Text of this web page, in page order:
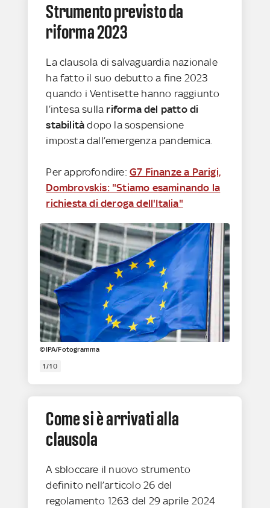
Strumento previsto da
riforma 2023
La clausola di salvaguardia nazionale
ha fatto il suo debutto a fine 2023
quando i Ventisette hanno raggiunto
l’intesa sulla riforma del patto di
stabilità dopo la sospensione
imposta dall’emergenza pandemica.
Per approfondire:G7 Finanze a Parigi,
Dombrovskis: "Stiamo esaminando la
richiesta di deroga dell'Italia"
©IPA/Fotogramma
1/10
Come si è arrivati alla
clausola
A sbloccare il nuovo strumento
definito nell’articolo 26 del
regolamento 1263 del 29 aprile 2024